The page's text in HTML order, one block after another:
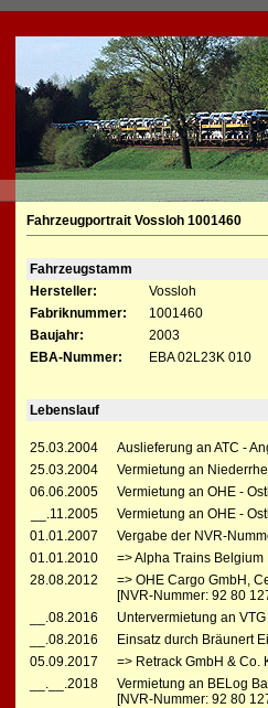
Fahrzeugportrait Vossloh 1001460
Fahrzeugstamm
Hersteller:
Vossloh
Fabriknummer:
1001460
Baujahr:
2003
EBA-Nummer:
EBA 02L23K 010
Lebenslauf
25.03.2004
Auslieferung an ATC -
25.03.2004
Vermietung an
06.06.2005
Vermietung an OHE -
__.11.2005
Vermietung an OHE -
01.01.2007
Vergabe der NVR-
01.01.2010
=> Alpha Trains Belgium
28.08.2012
=> OHE Cargo GmbH,
[NVR-Nummer: 92 80
__.08.2016
Untervermietung an
__.08.2016
Einsatz durch Bräunert
05.09.2017
=> Retrack GmbH & Co.
__.__.2018
Vermietung an BELog
[NVR-Nummer: 92 80